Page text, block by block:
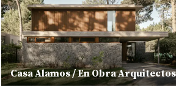
Casa Alamos / En Obra Arquitectos